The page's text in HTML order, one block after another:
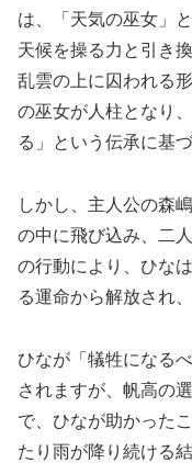
は、「天気の巫女」
天候を操る力と引き
乱雲の上に囚われる
の巫女が人柱となり
る」という伝承に基
しかし、主人公の森
の中に飛び込み、二
の行動により、ひな
る運命から解放され
ひなが「犠牲になる
されますが、帆高の
で、ひなが助かった
たり雨が降り続ける